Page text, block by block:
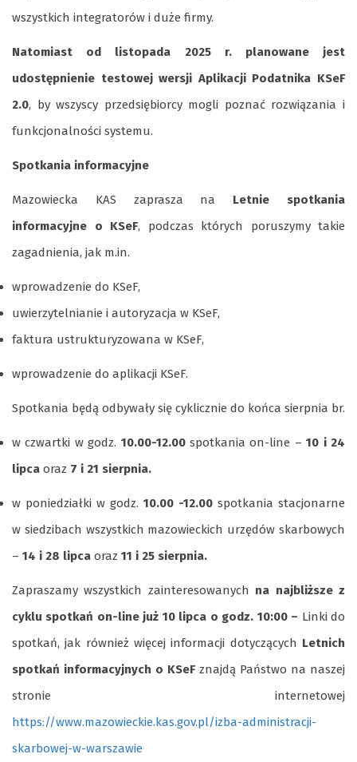
wszystkich integratorów i duże firmy.
Natomiast od listopada 2025 r. planowane jest
udostępnienie testowej wersji Aplikacji Podatnika KSeF
2.0, by wszyscy przedsiębiorcy mogli poznać rozwiązania i
funkcjonalności systemu.
Spotkania informacyjne
Mazowiecka KAS zaprasza na Letnie spotkania
informacyjne o KSeF, podczas których poruszymy takie
zagadnienia, jak m.in.
wprowadzenie do KSeF,
uwierzytelnianie i autoryzacja w KSeF,
faktura ustrukturyzowana w KSeF,
wprowadzenie do aplikacji KSeF.
Spotkania będą odbywały się cyklicznie do końca sierpnia br.
w czwartki w godz. 10.00-12.00spotkania on-line –10 i 24
lipca oraz 7 i 21 sierpnia.
w poniedziałki w godz. 10.00 -12.00 spotkania stacjonarne
w siedzibach wszystkich mazowieckich urzędów skarbowych
– 14 i 28 lipca oraz 11 i 25 sierpnia.
Zapraszamy wszystkich zainteresowanych na najbliższe z
cyklu spotkań on-line już 10 lipca o godz. 10:00 – Linki do
spotkań, jak również więcej informacji dotyczących Letnich
spotkań informacyjnych o KSeFznajdą Państwo na naszej
stronie internetowej
https://www.mazowieckie.kas.gov.pl/izba-administracji-
skarbowej-w-warszawie